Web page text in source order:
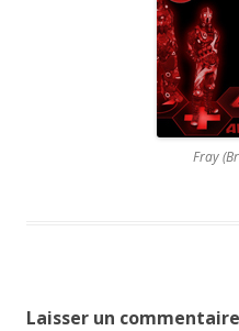
Fray
Laisser un commentaire